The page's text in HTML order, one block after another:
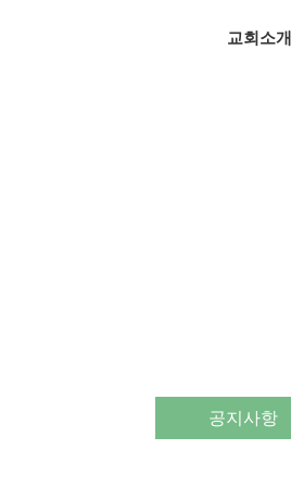
교회소개
공지사항